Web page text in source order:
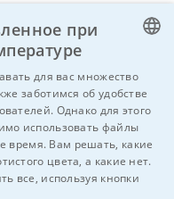
кому это может
стесняйтесь и
CZECH
ENGLISH
GERMAN
RUSSIAN
при
для вас множество
заботимся об удобстве
Однако для этого
использовать файлы
время. Вам решать, какие
цвета, а какие нет.
все, используя кнопки